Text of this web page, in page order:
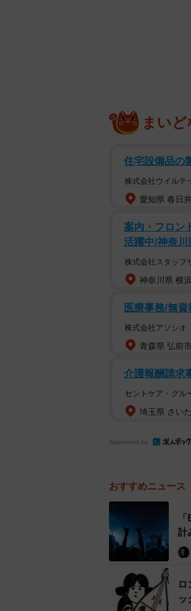
笑いの理由と連載
漫画家冥利に尽
拳法部のエース
ー・変態仮面に変
まい
住宅設備品の
株式会社ウイルテ
愛知県 春日
案内・フロン
活躍中/神奈
株式会社スタッフ
神奈川県 横
医療事務/無
株式会社アソシオ
青森県 弘前市
介護報酬請求
セントケア・グル
埼玉県 さい
Sponsored by
おすすめニュース
計
ロ
ッ